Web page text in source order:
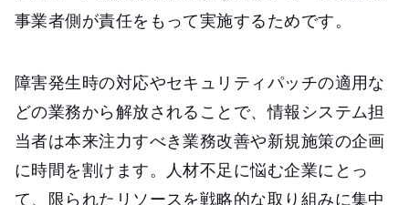
事業者側が責任をもって実施するためです。
障害発生時の対応やセキュリティパッチの適用な
どの業務から解放されることで、情報システム担
当者は本来注力すべき業務改善や新規施策の企画
に時間を割けます。人材不足に悩む企業にとっ
て、限られたリソースを戦略的な取り組みに集中